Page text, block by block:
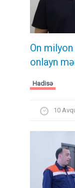
On
onlayn
Hadisə
10